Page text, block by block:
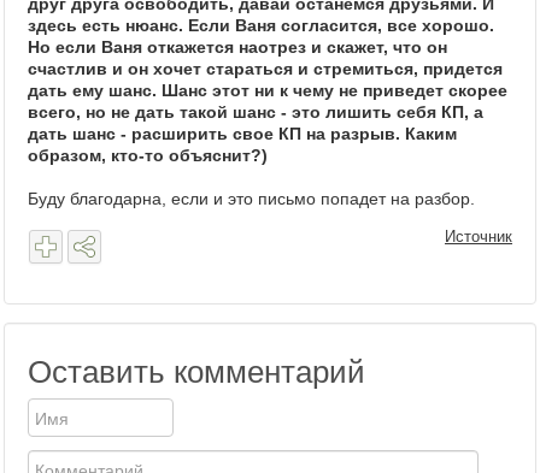
здесь есть нюанс. Если Ваня согласится, все хорошо.
Но если Ваня откажется наотрез и скажет, что он
счастлив и он хочет стараться и стремиться, придется
дать ему шанс. Шанс этот ни к чему не приведет скорее
всего, но не дать такой шанс - это лишить себя КП, а
дать шанс - расширить свое КП на разрыв. Каким
образом, кто-то объяснит?)
Буду благодарна, если и это письмо попадет на разбор.
Источник
Оставить комментарий